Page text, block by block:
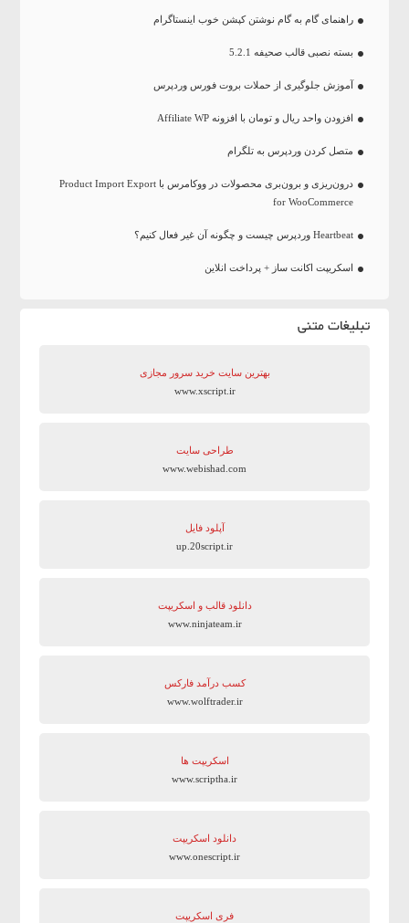
راهنمای گام به گام نوشتن کپشن خوب اینستاگرام
بسته نصبی قالب صحیفه 5.2.1
آموزش جلوگیری از حملات بروت فورس وردپرس
افزودن واحد ریال و تومان با افزونه Affiliate WP
متصل کردن وردپرس به تلگرام
درون‌ریزی و برون‌بری محصولات در ووکامرس با Product Import Export
for WooCommerce
Heartbeat وردپرس چیست و چگونه آن غیر فعال کنیم؟
اسکریپت اکانت ساز + پرداخت انلاین
تبلیغات متنی
بهترین سایت‌ خرید سرور مجازی
www.xscript.ir
طراحی سایت
www.webishad.com
آپلود فایل
up.20script.ir
دانلود قالب و اسکریپت
www.ninjateam.ir
کسب درآمد فارکس
www.wolftrader.ir
اسکریپت ها
www.scriptha.ir
دانلود اسکریپت
www.onescript.ir
فری اسکریپت